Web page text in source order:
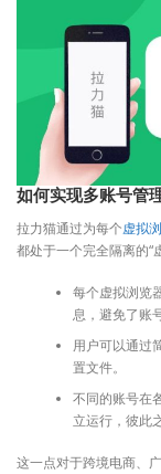
如何实现多账号管
拉力猫通过为每个虚拟
都处于一个完全隔离的“
每个虚拟浏览
息，避免了账
用户可以通过
置文件。
不同的账号在
立运行，彼此
这一点对于跨境电商、